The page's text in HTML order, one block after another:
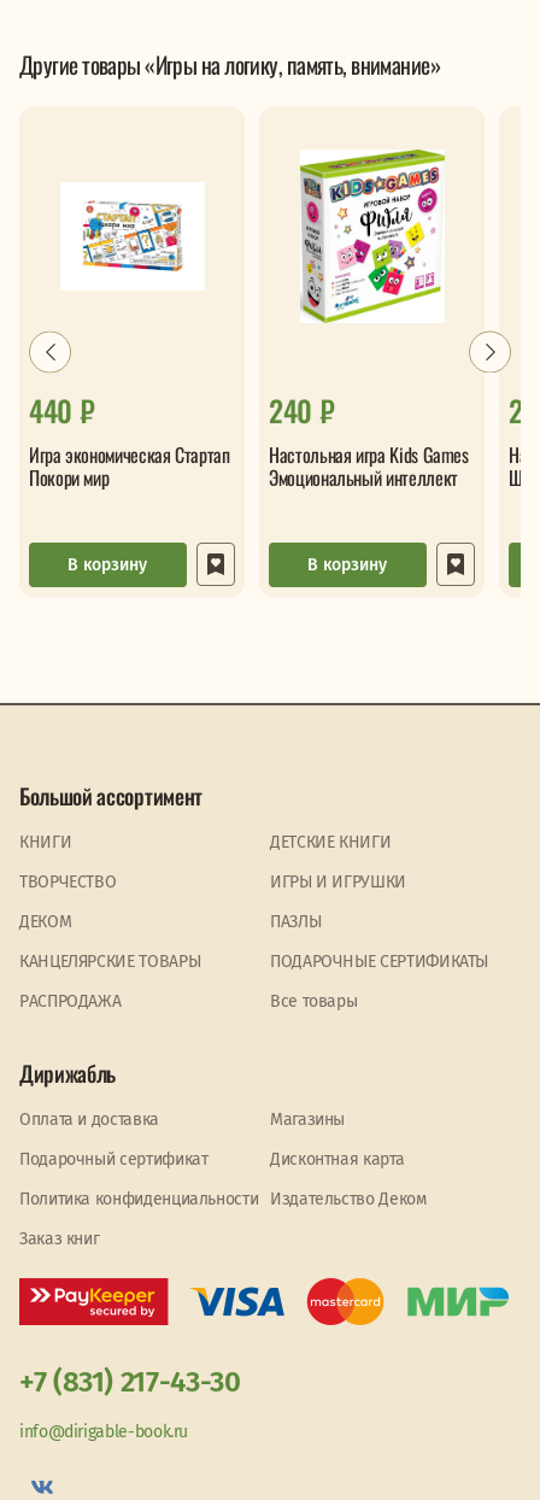
Другие товары «Игры на логику, память, внимание»
440 ₽
Игра экономическая Стартап
Покори мир
В корзину
240 ₽
Настольная игра Kids Games
Эмоциональный интеллект
В корзину
2
Большой ассортимент
КНИГИ
ДЕТСКИЕ КНИГИ
ТВОРЧЕСТВО
ИГРЫ И ИГРУШКИ
ДЕКОМ
ПАЗЛЫ
КАНЦЕЛЯРСКИЕ ТОВАРЫ
ПОДАРОЧНЫЕ СЕРТИФИКАТЫ
PАСПРОДАЖА
Все товары
Дирижабль
Оплата и доставка
Магазины
Подарочный сертификат
Дисконтная карта
Политика конфиденциальности
Издательство Деком
Заказ книг
+7 (831) 217-43-30
info@dirigable-book.ru